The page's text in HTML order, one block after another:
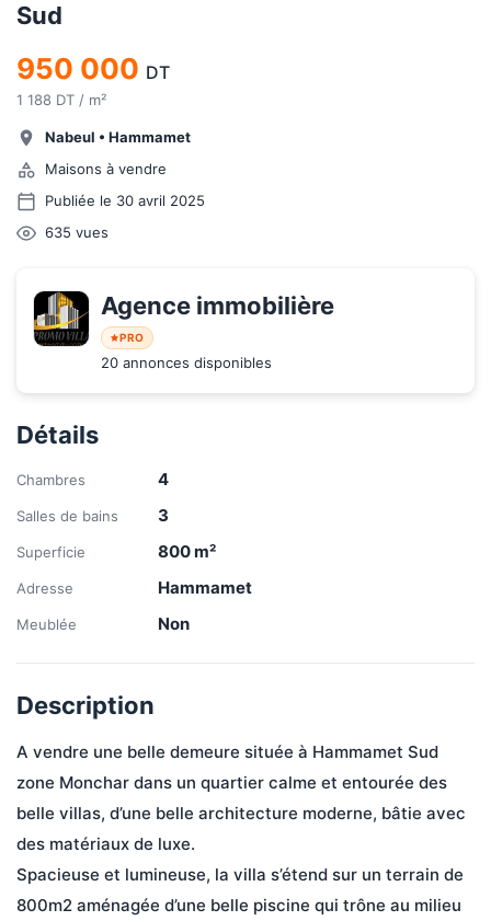
Sud
950 000 DT
1 188 DT / m²
Nabeul • Hammamet
Maisons à vendre
Publiée le 30 avril 2025
635 vues
Agence immobilière
PRO
20 annonces disponibles
Détails
Chambres 4
Salles de bains 3
Superficie 800m²
Adresse Hammamet
Meublée Non
Description
A vendre une belle demeure située à Hammamet Sud
zone Monchar dans un quartier calme et entourée des
belle villas, d’une belle architecture moderne, bâtie avec
des matériaux de luxe.
Spacieuse et lumineuse, la villa s’étend sur un terrain de
800m2 aménagée d’une belle piscine qui trône au milieu